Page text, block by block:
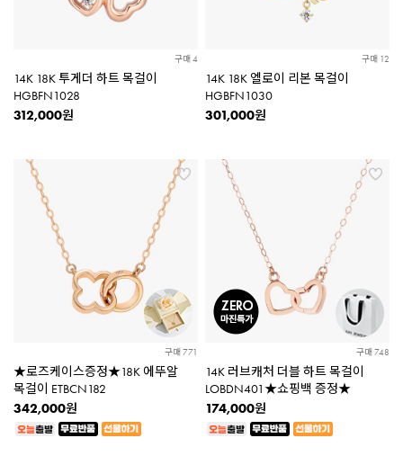
구매 4
14K 18K 투게더 하트 목걸이
HGBFN1028
312,000원
구매 12
14K 18K 엘로이 리본 목걸이
HGBFN1030
301,000원
구매 771
★로즈케이스증정★18K 에뚜알
목걸이 ETBCN182
342,000원
구매 748
14K 러브캐처 더블 하트 목걸이
LOBDN401★쇼핑백 증정★
174,000원